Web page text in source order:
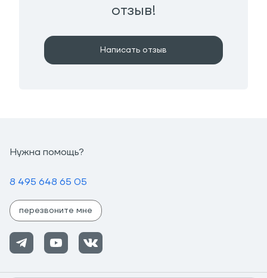
отзыв!
Написать отзыв
Нужна помощь?
8 495 648 65 05
перезвоните мне